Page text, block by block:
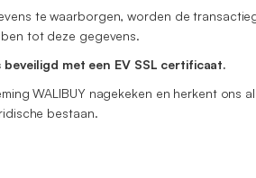
te waarborgen, worden de
tot deze gegevens.
met een EV SSL certificaat.
WALIBUY nagekeken en herkent
bestaan.